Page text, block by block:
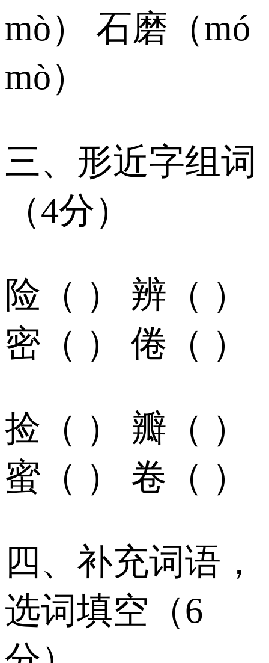
mò） 石磨（mó
mò）
三、形近字组词
（4分）
险（ ） 辨（ ）
密（ ） 倦（ ）
捡（ ） 瓣（ ）
蜜（ ） 卷（ ）
四、补充词语，
选词填空（6